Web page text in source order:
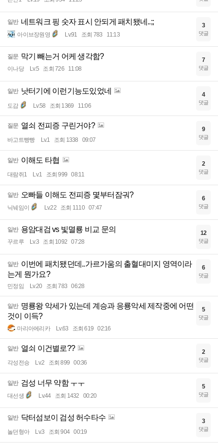
일반 네트워크 핑 숫자 표시 안되게 패치됐네..;;
아이브장원영 Lv.91 조회 783 11:13
3
댓글
질문 막기 빼는거 어케 생각함?
이나당 Lv.5 조회 726 11:08
7
댓글
일반 낫터기에 이런기능도있었네
도감 Lv.58 조회 1369 11:06
4
댓글
질문 열쇠 전피증 구린거야?
바고트빵빵 Lv.1 조회 1338 09:07
9
댓글
일반 이해도 타협
대람쥐1 Lv.1 조회 999 08:11
2
댓글
일반 오빠들 이해도 전피증 몇부터잠궈?
닉눼임이 Lv.22 조회 1110 07:47
6
댓글
일반 용암대검 vs 빛멸룡 비교 문의
꾸르루 Lv.3 조회 1092 07:28
12
댓글
일반 이번에 패치됐던데..가르가움의 출혈대미지 영역이라
는게 뭔가요?
민정임 Lv.20 조회 783 06:28
6
댓글
일반 명룡왕 악세가 있는데 계승과 응룡악세 제작중에 어떤
것이 이득?
마리아에리카 Lv.63 조회 619 02:16
5
댓글
일반 열쇠 이건별로??
각성전승 Lv.2 조회 899 00:36
2
댓글
일반 검성 너무 약함 ㅜㅜ
대선생 Lv.44 조회 1432 00:20
5
댓글
일반 닥터섬보이 검성 허수타수
놀던형아 Lv.3 조회 904 00:19
3
댓글